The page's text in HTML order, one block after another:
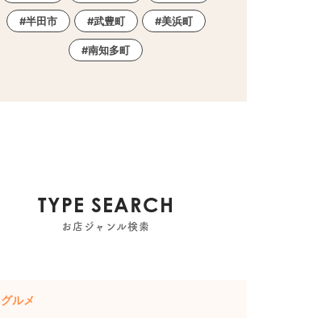
半田市 武豊町 美浜町
南知多町
TYPE SEARCH
お店ジャンル検索
グルメ